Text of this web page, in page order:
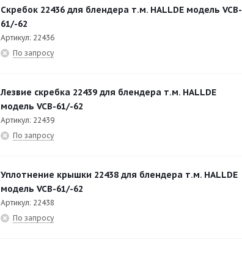
Скребок 22436 для блендера т.м. HALLDE модель VCB-
61/-62
Артикул: 22436
По запросу
Лезвие скребка 22439 для блендера т.м. HALLDE
модель VCB-61/-62
Артикул: 22439
По запросу
Уплотнение крышки 22438 для блендера т.м. HALLDE
модель VCB-61/-62
Артикул: 22438
По запросу